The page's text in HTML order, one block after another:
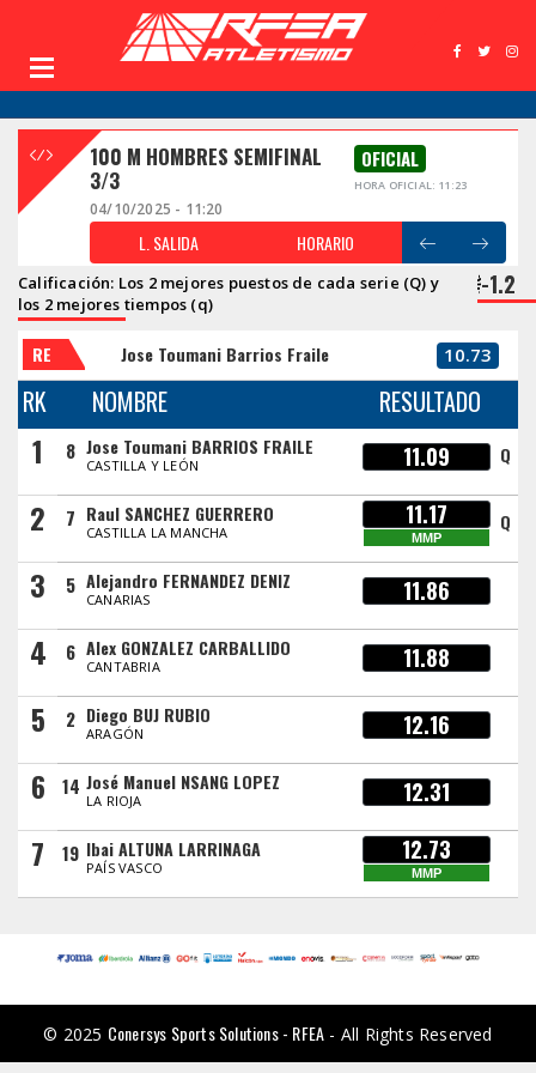
100 M HOMBRES SEMIFINAL
3/3
OFICIAL
HORA OFICIAL: 11:23
04/10/2025 - 11:20
L. SALIDA HORARIO
Calificación: Los 2 mejores puestos de cada serie (Q) y
los 2 mejores tiempos (q)
-1.2
RE Jose Toumani Barrios Fraile 10.73
RK NOMBRE RESULTADO
1 8 Jose Toumani BARRIOS FRAILE
CASTILLA Y LEÓN 11.09 Q
2 7 Raul SANCHEZ GUERRERO
CASTILLA LA MANCHA
11.17
MMP
Q
3 5 Alejandro FERNANDEZ DENIZ
CANARIAS 11.86
4 6 Alex GONZALEZ CARBALLIDO
CANTABRIA 11.88
5 2 Diego BUJ RUBIO
ARAGÓN 12.16
6 14 José Manuel NSANG LOPEZ
LA RIOJA 12.31
7 19 Ibai ALTUNA LARRINAGA
PAÍS VASCO
12.73
MMP
© 2025 Conersys Sports Solutions - RFEA - All Rights Reserved